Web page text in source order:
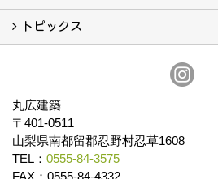
ブログ
トピックス
丸広建築
〒401-0511
山梨県南都留郡忍野村忍草1608
TEL： 0555-84-3575
FAX：0555-84-4332